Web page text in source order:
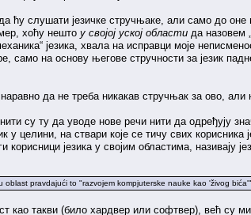
слушати језичке стручњаке, али само до оне
хоћу нешто у својој уској области да назовем
језика, хвала на исправци моје
само на основу његове стручности за језик
да не треба никакав стручњак за ово,
су ту да уводе нове речи нити да одређују
у целини, на ствари које се тичу свих
корисници језика у својим областима, називају
pravdajući to "razvojem kompjuterske nauke kao 'živog
као такви (било хардвер или софтвер), већ